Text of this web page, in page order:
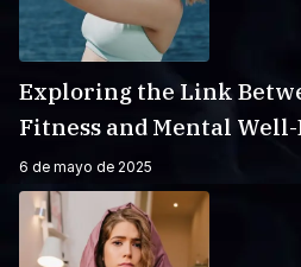
Exploring the Link
Fitness and Mental
6 de mayo de 2025